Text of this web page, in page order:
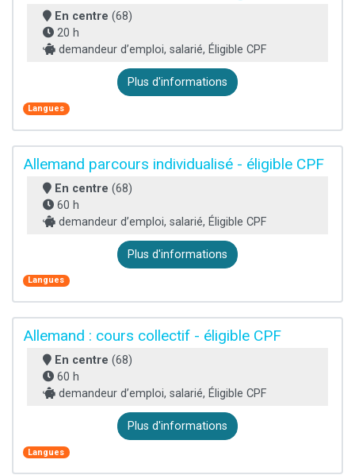
En centre (68)
20 h
demandeur d’emploi, salarié, Éligible CPF
Plus d'informations
Langues
Allemand parcours individualisé - éligible CPF
En centre (68)
60 h
demandeur d’emploi, salarié, Éligible CPF
Plus d'informations
Langues
Allemand : cours collectif - éligible CPF
En centre (68)
60 h
demandeur d’emploi, salarié, Éligible CPF
Plus d'informations
Langues